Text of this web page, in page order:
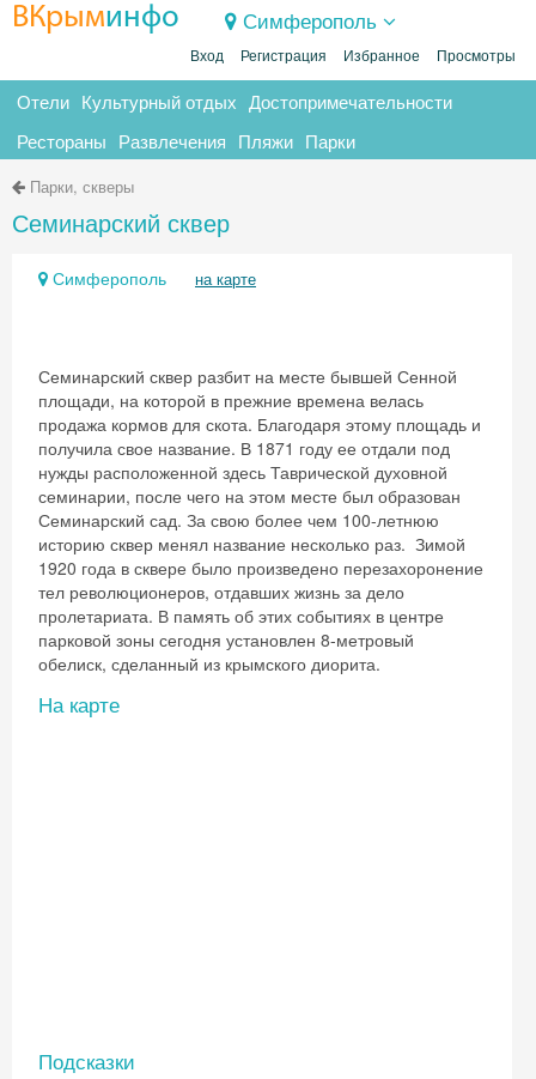
ВКрыминфо Симферополь
Вход Регистрация Избранное Просмотры
Отели Культурный отдых Достопримечательности
Рестораны Развлечения Пляжи Парки
Парки, скверы
Семинарский сквер
Симферополь на карте
Семинарский сквер разбит на месте бывшей Сенной
площади, на которой в прежние времена велась
продажа кормов для скота. Благодаря этому площадь и
получила свое название. В 1871 году ее отдали под
нужды расположенной здесь Таврической духовной
семинарии, после чего на этом месте был образован
Семинарский сад. За свою более чем 100-летнюю
историю сквер менял название несколько раз. Зимой
1920 года в сквере было произведено перезахоронение
тел революционеров, отдавших жизнь за дело
пролетариата. В память об этих событиях в центре
парковой зоны сегодня установлен 8-метровый
обелиск, сделанный из крымского диорита.
На карте
Подсказки